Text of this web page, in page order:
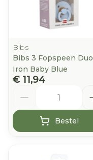
Bibs
Bibs 3 Fopspeen Duo
Iron Baby Blue
€ 11,94
Bestel